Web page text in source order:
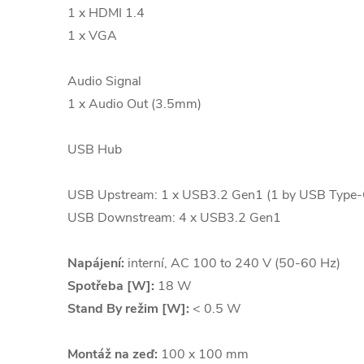
1 x HDMI 1.4
1 x VGA
Audio Signal
1 x Audio Out (3.5mm)
USB Hub
USB Upstream: 1 x USB3.2 Gen1 (1 by USB
USB Downstream: 4 x USB3.2 Gen1
Napájení: interní, AC 100 to 240 V (50-60 Hz)
Spotřeba [W]: 18 W
Stand By režim [W]: < 0.5 W
Montáž na zeď: 100 x 100 mm